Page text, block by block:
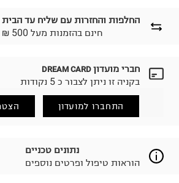
החלפות והחזרות עם שליח עד הבית
₪ חינם בהזמנות מעל 500
לבחירת בשיטת המשלוח המתאימה לכם,
הזמנתם והתחרטתם?
(במקום ב-19.9 ₪) לזמן מוגבל! חינם בהזמנות מעל 500 ₪.
למידע נא ללחוץ כאן
.
לפני החזרת החבילה, חשוב להדביק את
חברי מועדון DREAM CARD
בקניה זו ניתן לצבור כ 5 נקודות
התחברו למועדון
נתונים טכניים
הוראות טיפול ופרטים נוספים